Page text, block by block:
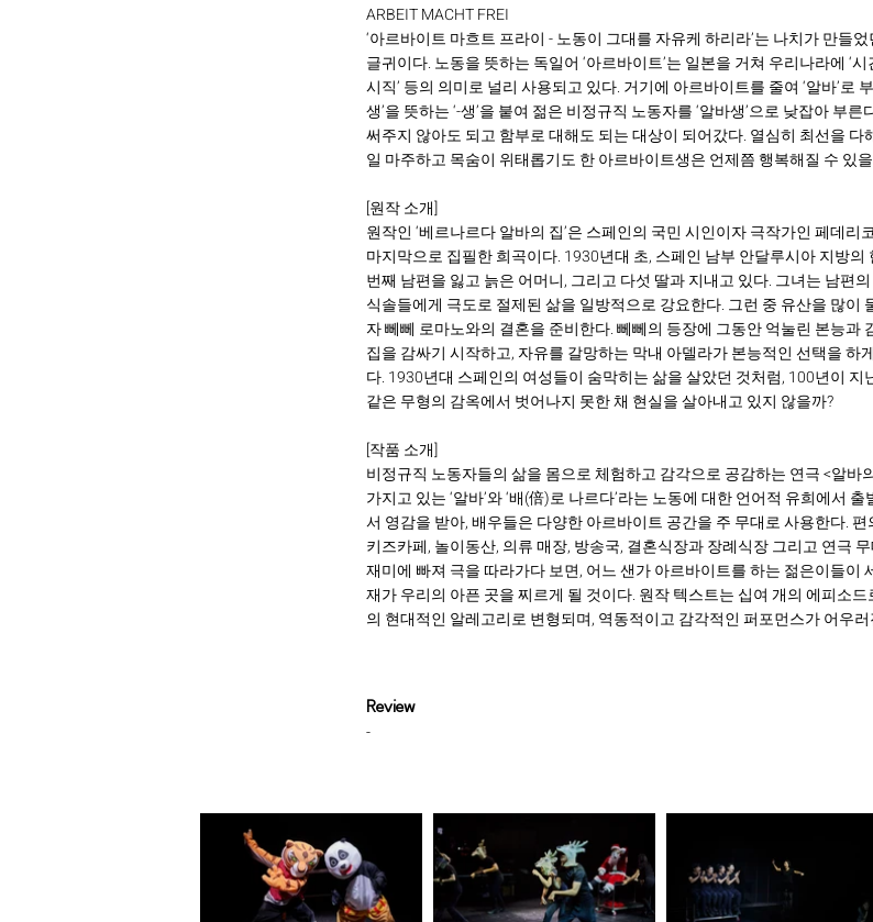
ARBEIT MACHT FREI
‘아르바이트 마흐트 프라이 - 노동이 그대를 자유케 하리라’는 나치가 만들
글귀이다. 노동을 뜻하는 독일어 ‘아르바이트’는 일본을 거쳐 우리나라에 ‘
시직’ 등의 의미로 널리 사용되고 있다. 거기에 아르바이트를 줄여 ‘알바’로
생’을 뜻하는 ‘-생’을 붙여 젊은 비정규직 노동자를 ‘알바생’으로 낮잡아 부
써주지 않아도 되고 함부로 대해도 되는 대상이 되어갔다. 열심히 최선을 다
일 마주하고 목숨이 위태롭기도 한 아르바이트생은 언제쯤 행복해질 수 있
[원작 소개]
원작인 ‘베르나르다 알바의 집’은 스페인의 국민 시인이자 극작가인 페데리
마지막으로 집필한 희곡이다. 1930년대 초, 스페인 남부 안달루시아 지방
번째 남편을 잃고 늙은 어머니, 그리고 다섯 딸과 지내고 있다. 그녀는 남편
식솔들에게 극도로 절제된 삶을 일방적으로 강요한다. 그런 중 유산을 많이
자 뻬뻬 로마노와의 결혼을 준비한다. 뻬뻬의 등장에 그동안 억눌린 본능과
집을 감싸기 시작하고, 자유를 갈망하는 막내 아델라가 본능적인 선택을 하
다. 1930년대 스페인의 여성들이 숨막히는 삶을 살았던 것처럼, 100년이 지
같은 무형의 감옥에서 벗어나지 못한 채 현실을 살아내고 있지 않을까?
[작품 소개]
비정규직 노동자들의 삶을 몸으로 체험하고 감각으로 공감하는 연극 <알바
가지고 있는 ‘알바’와 ‘배(倍)로 나르다’라는 노동에 대한 언어적 유희에서
서 영감을 받아, 배우들은 다양한 아르바이트 공간을 주 무대로 사용한다.
키즈카페, 놀이동산, 의류 매장, 방송국, 결혼식장과 장례식장 그리고 연극
재미에 빠져 극을 따라가다 보면, 어느 샌가 아르바이트를 하는 젊은이들이
재가 우리의 아픈 곳을 찌르게 될 것이다. 원작 텍스트는 십여 개의 에피소
의 현대적인 알레고리로 변형되며, 역동적이고 감각적인 퍼포먼스가 어우러
Review
-